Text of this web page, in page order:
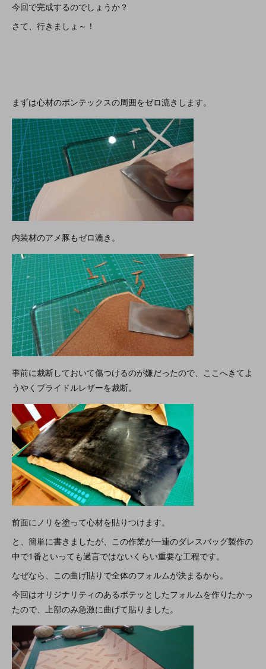
今回で完成するのでしょうか？
さて、行きましょ～！
まずは心材のボンテックスの周囲をゼロ漉きします。
内装材のアメ豚もゼロ漉き。
事前に裁断しておいて傷つけるのが嫌だったので、ここへきてよ
うやくブライドルレザーを裁断。
前面にノリを塗って心材を貼りつけます。
と、簡単に書きましたが、この作業が一連のダレスバッグ製作の
中で1番といっても過言ではないくらい重要な工程です。
なぜなら、この曲げ貼りで全体のフォルムが決まるから。
今回はオリジナリティのあるポテッとしたフォルムを作りたかっ
たので、上部のみ急激に曲げて貼りました。